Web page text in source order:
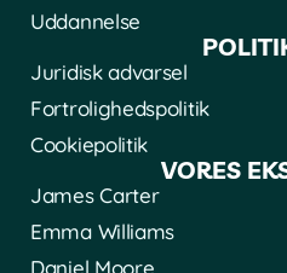
Uddannelse
Juridisk advarsel
Fortrolighedspolitik
Cookiepolitik
VORES
James Carter
Emma Williams
Daniel Moore